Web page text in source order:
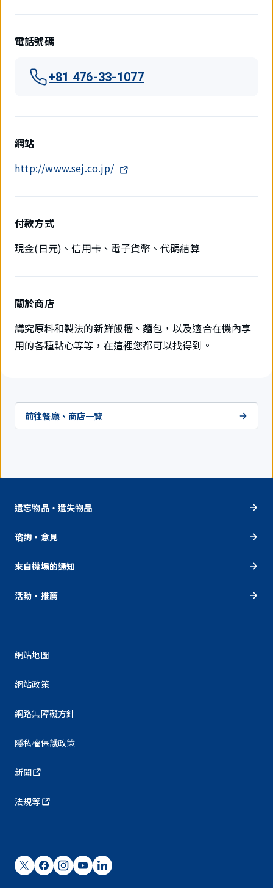
電話號碼
+81 476-33-1077
網站
http://www.sej.co.jp/
付款方式
現金(日元)、信用卡、電子貨幣、代碼結算
關於商店
講究原料和製法的新鮮飯糰、麵包，以及適合在機內享
用的各種點心等等，在這裡您都可以找得到。
前往餐廳、商店一覽
遺忘物品・遺失物品
谘詢・意見
來自機場的通知
活動・推薦
網站地圖
網站政策
網路無障礙方針
隱私權保護政策
新聞
法規等